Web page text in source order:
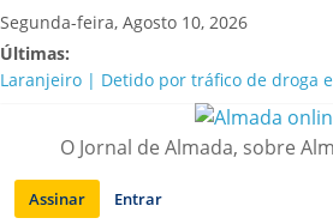
Saltar
para
conteúdo
Segunda-feira, Agosto 10, 2026
Últimas:
Laranjeiro | Detido por tráfico de droga
A “crise” da água em Almada: ilações e
Costa da Caparica | Polícia Marítima e
irregularidades em habitações e
APA diz que falta de água em Almada
O Jornal de Almada, sobre
Assinar Entrar